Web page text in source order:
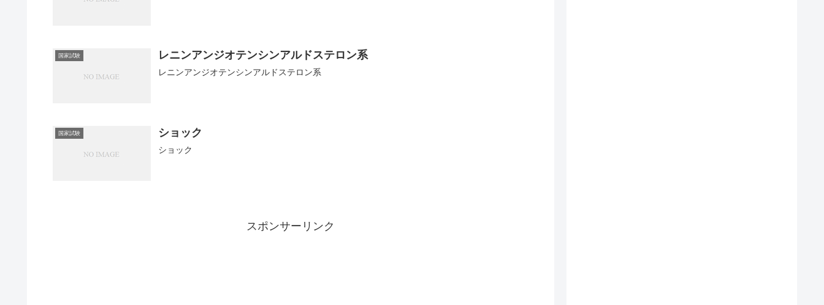
国家試験 レニンアンジオテンシンアルドステロン系
レニンアンジオテンシンアルドステロン系
国家試験 ショック
ショック
スポンサーリンク